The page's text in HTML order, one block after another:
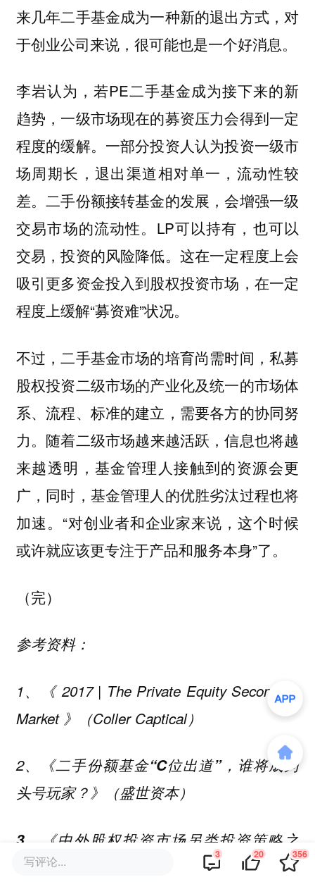
来几年二手基金成为一种新的退出方式，对
于创业公司来说，很可能也是一个好消息。
李岩认为，若PE二手基金成为接下来的新
趋势，一级市场现在的募资压力会得到一定
程度的缓解。一部分投资人认为投资一级市
场周期长，退出渠道相对单一，流动性较
差。二手份额接转基金的发展，会增强一级
交易市场的流动性。LP可以持有，也可以
交易，投资的风险降低。这在一定程度上会
吸引更多资金投入到股权投资市场，在一定
程度上缓解“募资难”状况。
不过，二手基金市场的培育尚需时间，私募
股权投资二级市场的产业化及统一的市场体
系、流程、标准的建立，需要各方的协同努
力。 随着二级市场越来越活跃，信息也将越
来越透明，基金管理人接触到的资源会更
广，同时，基金管理人的优胜劣汰过程也将
加速。“对创业者和企业家来说，这个时候
或许就应该更专注于产品和服务本身”了。
（完）
参考资料：
1、《 2017 | The Private Equity Secondary
Market 》（Coller Captical）
2、《二手份额基金“C位出道”，谁将成为
头号玩家？》（盛世资本）
3、《中外股权投资市场另类投资策略之
Secondary Funds》（宜信财富、清科）
写评论... 3 20 356